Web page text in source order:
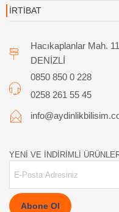
İRTİBAT
Hacıkaplanlar Mah.
DENİZLİ
0850 850 0 228
0258 261 55 45
YENİ VE İNDİRİMLİ
Abone Ol